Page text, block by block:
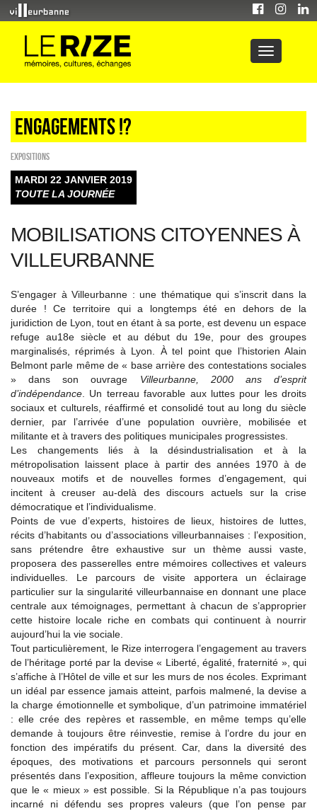
Engagements !?
EXPOSITIONS
MARDI 22 JANVIER 2019
TOUTE LA JOURNÉE
MOBILISATIONS CITOYENNES À
VILLEURBANNE
S’engager à Villeurbanne : une thématique qui s’inscrit dans la
durée ! Ce territoire qui a longtemps été en dehors de la
juridiction de Lyon, tout en étant à sa porte, est devenu un espace
refuge au18e siècle et au début du 19e, pour des groupes
marginalisés, réprimés à Lyon. À tel point que l’historien Alain
Belmont parle même de « base arrière des contestations sociales
» dans son ouvrage Villeurbanne, 2000 ans d’esprit
d’indépendance . Un terreau favorable aux luttes pour les droits
sociaux et culturels, réaffirmé et consolidé tout au long du siècle
dernier, par l’arrivée d’une population ouvrière, mobilisée et
militante et à travers des politiques municipales progressistes.
Les changements liés à la désindustrialisation et à la
métropolisation laissent place à partir des années 1970 à de
nouveaux motifs et de nouvelles formes d’engagement, qui
incitent à creuser au-delà des discours actuels sur la crise
démocratique et l’individualisme.
Points de vue d’experts, histoires de lieux, histoires de luttes,
récits d’habitants ou d’associations villeurbannaises : l’exposition,
sans prétendre être exhaustive sur un thème aussi vaste,
proposera des passerelles entre mémoires collectives et valeurs
individuelles. Le parcours de visite apportera un éclairage
particulier sur la singularité villeurbannaise en donnant une place
centrale aux témoignages, permettant à chacun de s’approprier
cette histoire locale riche en combats qui continuent à nourrir
aujourd’hui la vie sociale.
Tout particulièrement, le Rize interrogera l’engagement au travers
de l’héritage porté par la devise « Liberté, égalité, fraternité », qui
s’affiche à l’Hôtel de ville et sur les murs de nos écoles. Exprimant
un idéal par essence jamais atteint, parfois malmené, la devise a
la charge émotionnelle et symbolique, d’un patrimoine immatériel
: elle crée des repères et rassemble, en même temps qu’elle
demande à toujours être réinvestie, remise à l’ordre du jour en
fonction des impératifs du présent. Car, dans la diversité des
époques, des motivations et parcours personnels qui seront
présentés dans l’exposition, affleure toujours la même conviction
que le « mieux » est possible. Si la République n’a pas toujours
incarné ni défendu ses propres valeurs (que l’on pense par